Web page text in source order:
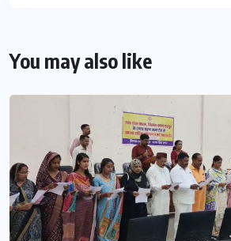
You may also like